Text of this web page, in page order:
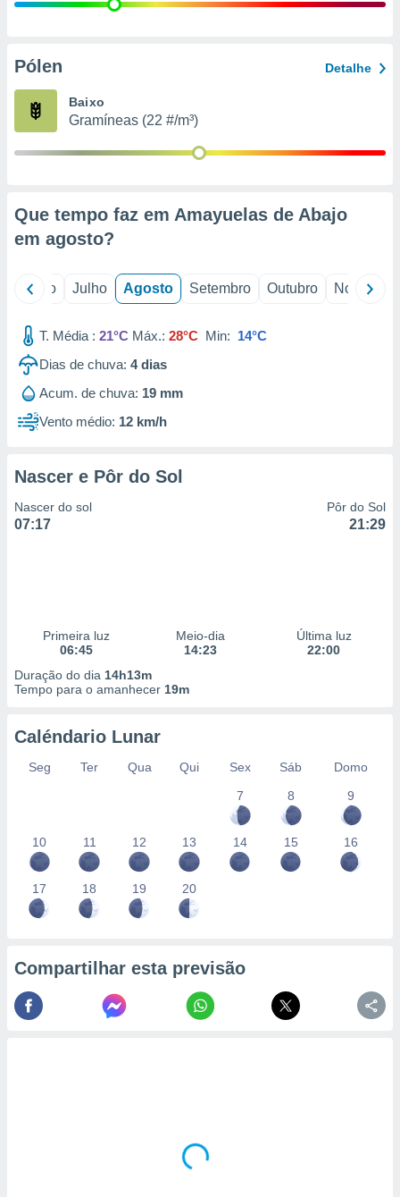
e
de
Pólen Detalhe
Baixo
Gramíneas (22 #/m³)
Que tempo faz em Amayuelas de Abajo
em agosto?
Junho Julho Agosto Setembro Outubro Novembro
T. Média : 21°C Máx.: 28°C Min: 14°C
Dias de chuva: 4dias
Acum. de chuva: 19 mm
Vento médio: 12 km/h
Nascer e Pôr do Sol
Nascer do sol
07:17
Pôr do Sol
21:29
Primeira luz
06:45
Meio-dia
14:23
Última luz
22:00
Duração do dia 14h13m
Tempo para o amanhecer 19m
Caléndario Lunar
Seg Ter Qua Qui Sex Sáb
Domo
7
8 9
10 11 12 13 14 15 16
17 18 19 20
Compartilhar esta previsão